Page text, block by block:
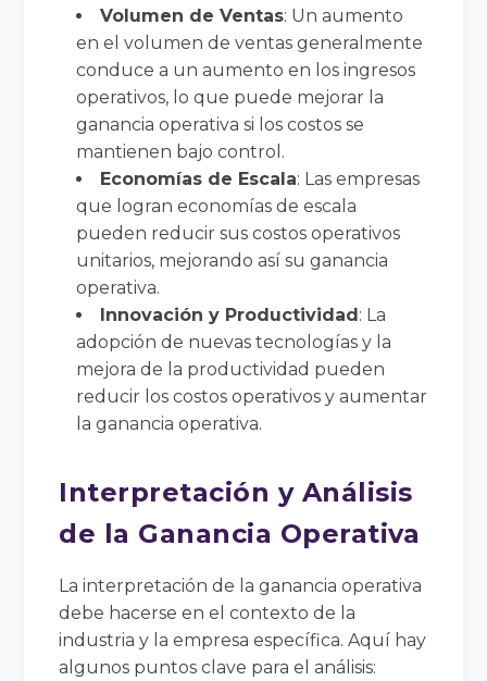
Volumen de Ventas: Un aumento
en el volumen de ventas generalmente
conduce a un aumento en los ingresos
operativos, lo que puede mejorar la
ganancia operativa si los costos se
mantienen bajo control.
Economías de Escala: Las empresas
que logran economías de escala
pueden reducir sus costos operativos
unitarios, mejorando así su ganancia
operativa.
Innovación y Productividad: La
adopción de nuevas tecnologías y la
mejora de la productividad pueden
reducir los costos operativos y aumentar
la ganancia operativa.
Interpretación y Análisis
de la Ganancia Operativa
La interpretación de la ganancia operativa
debe hacerse en el contexto de la
industria y la empresa específica. Aquí hay
algunos puntos clave para el análisis: